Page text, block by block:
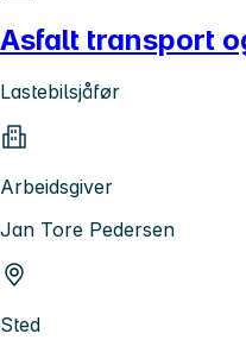
Asfalt transport
Lastebilsjåfør
Arbeidsgiver
Jan Tore Pedersen
Sted